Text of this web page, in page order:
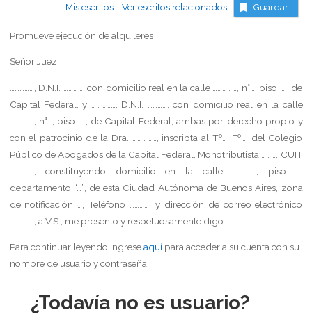
Mis escritos Ver escritos relacionados Guardar
Promueve ejecución de alquileres
Señor Juez:
……………, D.N.I. …………, con domicilio real en la calle ……………, n°…, piso …., de
Capital Federal, y ……………, D.N.I. …………, con domicilio real en la calle
……………, n°…, piso …., de Capital Federal, ambas por derecho propio y
con el patrocinio de la Dra. ……………, inscripta al Tº…, Fº…, del Colegio
Público de Abogados de la Capital Federal, Monotributista ………, CUIT
……………, constituyendo domicilio en la calle ……………, piso …,
departamento “…”, de esta Ciudad Autónoma de Buenos Aires, zona
de notificación …, Teléfono …………, y dirección de correo electrónico
……………, a V.S., me presento y respetuosamente digo:
Para continuar leyendo ingreseaquípara acceder a su cuenta con su
nombre de usuario y contraseña.
¿Todavía no es usuario?